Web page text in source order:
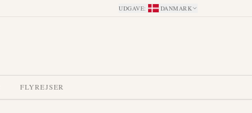
UDGAVE: DANMARK
FLYREJSER